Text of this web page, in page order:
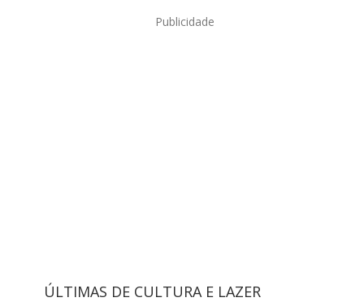
Publicidade
ÚLTIMAS DE CULTURA E LAZER